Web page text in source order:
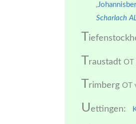
,
Scharlach AL
T
Traustadt OT
Trimberg OT
Uettingen: